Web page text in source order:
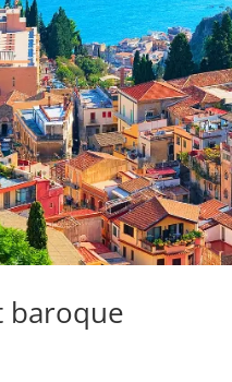
baroque